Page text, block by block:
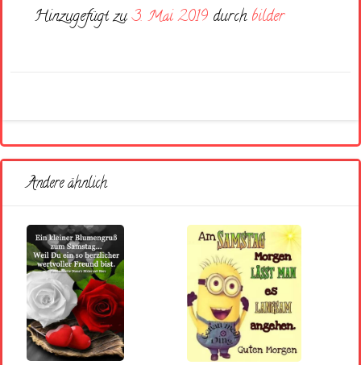
Hinzugefügt zu3. Mai 2019 durch bilder
Andere ähnlich